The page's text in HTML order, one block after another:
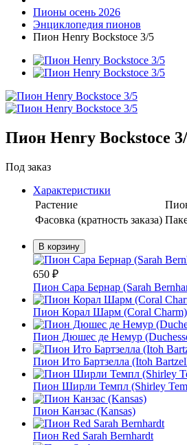
Пионы осень 2026
Энциклопедия пионов
Пион Henry Bockstoce 3/5
Пион Henry Bockstoce
Под заказ
Характеристики
Растение
Фасовка (кратность заказа)
В корзину
650 ₽
Пион Сара Бернар (Sarah
Пион Корал Шарм (Coral Charm)
Пион Дюшес де Немур
Пион Ито Бартзелла (Itoh
Пион Ширли Темпл (Shirley
Пион Канзас (Kansas)
Пион Red Sarah Bernhardt